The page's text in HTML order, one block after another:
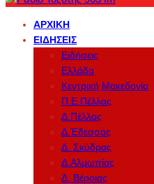
ΑΡΧΙΚΉ
ΕΙΔΉΣΕΙΣ
Ειδήσεις
Ελλάδα
Κεντρική Μακεδονία
Π.Ε.Πέλλας
Δ.Πέλλας
Δ.Έδεσσας
Δ. Σκύδρας
Δ.Αλμωπίας
Δ. Βέροιας